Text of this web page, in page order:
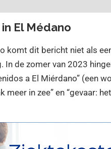
El Médano
komt dit bericht niet als
de zomer van 2023
a El Miérdano” (een
meer in zee” en “gevaar: